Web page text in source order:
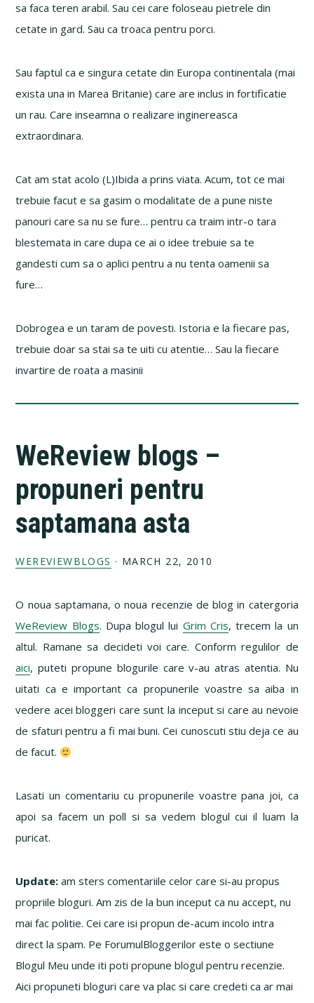
sa faca teren arabil. Sau cei care foloseau pietrele din
cetate in gard. Sau ca troaca pentru porci.
Sau faptul ca e singura cetate din Europa continentala (mai
exista una in Marea Britanie) care are inclus in fortificatie
un rau. Care inseamna o realizare inginereasca
extraordinara.
Cat am stat acolo (L)Ibida a prins viata. Acum, tot ce mai
trebuie facut e sa gasim o modalitate de a pune niste
panouri care sa nu se fure… pentru ca traim intr-o tara
blestemata in care dupa ce ai o idee trebuie sa te
gandesti cum sa o aplici pentru a nu tenta oamenii sa
fure…
Dobrogea e un taram de povesti. Istoria e la fiecare pas,
trebuie doar sa stai sa te uiti cu atentie… Sau la fiecare
invartire de roata a masinii
WeReview blogs –
propuneri pentru
saptamana asta
WEREVIEWBLOGS · MARCH 22, 2010
O noua saptamana, o noua recenzie de blog in catergoria
WeReview Blogs. Dupa blogul lui Grim Cris, trecem la un
altul. Ramane sa decideti voi care. Conform regulilor de
aici, puteti propune blogurile care v-au atras atentia. Nu
uitati ca e important ca propunerile voastre sa aiba in
vedere acei bloggeri care sunt la inceput si care au nevoie
de sfaturi pentru a fi mai buni. Cei cunoscuti stiu deja ce au
de facut.
Lasati un comentariu cu propunerile voastre pana joi, ca
apoi sa facem un poll si sa vedem blogul cui il luam la
puricat.
Update: am sters comentariile celor care si-au propus
propriile bloguri. Am zis de la bun inceput ca nu accept, nu
mai fac politie. Cei care isi propun de-acum incolo intra
direct la spam. Pe ForumulBloggerilor este o sectiune
Blogul Meu unde iti poti propune blogul pentru recenzie.
Aici propuneti bloguri care va plac si care credeti ca ar mai